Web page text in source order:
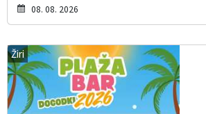
08. 08. 2026
Žiri